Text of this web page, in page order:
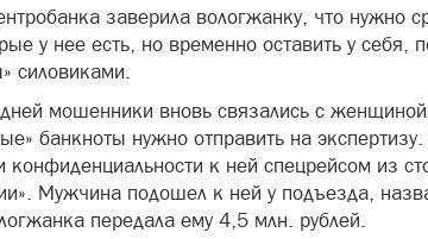
заверила вологжанку, что нужно
у нее есть, но временно оставить у себя,
силовиками.
мошенники вновь связались с
банкноты нужно отправить на
конфиденциальности к ней спецрейсом из
Мужчина подошел к ней у подъезда,
передала ему 4,5 млн. рублей.